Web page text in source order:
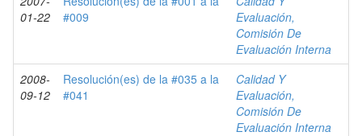
01-22
#009
Evaluación,
Comisión De
Evaluación Interna
2008-
09-12
Resolución(es) de la #035 a la
#041
Calidad Y
Evaluación,
Comisión De
Evaluación Interna